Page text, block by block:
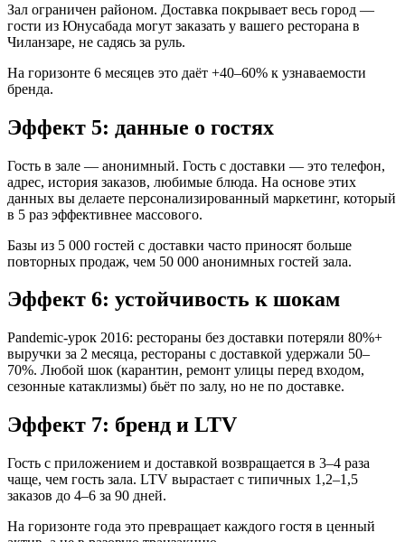
Зал ограничен районом. Доставка покрывает весь город —
гости из Юнусабада могут заказать у вашего ресторана в
Чиланзаре, не садясь за руль.
На горизонте 6 месяцев это даёт +40–60% к узнаваемости
бренда.
Эффект 5: данные о гостях
Гость в зале — анонимный. Гость с доставки — это телефон,
адрес, история заказов, любимые блюда. На основе этих
данных вы делаете персонализированный маркетинг, который
в 5 раз эффективнее массового.
Базы из 5 000 гостей с доставки часто приносят больше
повторных продаж, чем 50 000 анонимных гостей зала.
Эффект 6: устойчивость к шокам
Pandemic-урок 2016: рестораны без доставки потеряли 80%+
выручки за 2 месяца, рестораны с доставкой удержали 50–
70%. Любой шок (карантин, ремонт улицы перед входом,
сезонные катаклизмы) бьёт по залу, но не по доставке.
Эффект 7: бренд и LTV
Гость с приложением и доставкой возвращается в 3–4 раза
чаще, чем гость зала. LTV вырастает с типичных 1,2–1,5
заказов до 4–6 за 90 дней.
На горизонте года это превращает каждого гостя в ценный